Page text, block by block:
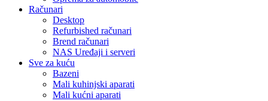
Računari
Desktop
Refurbished računari
Brend računari
NAS Uređaji i serveri
Sve za kuću
Bazeni
Mali kuhinjski aparati
Mali kućni aparati